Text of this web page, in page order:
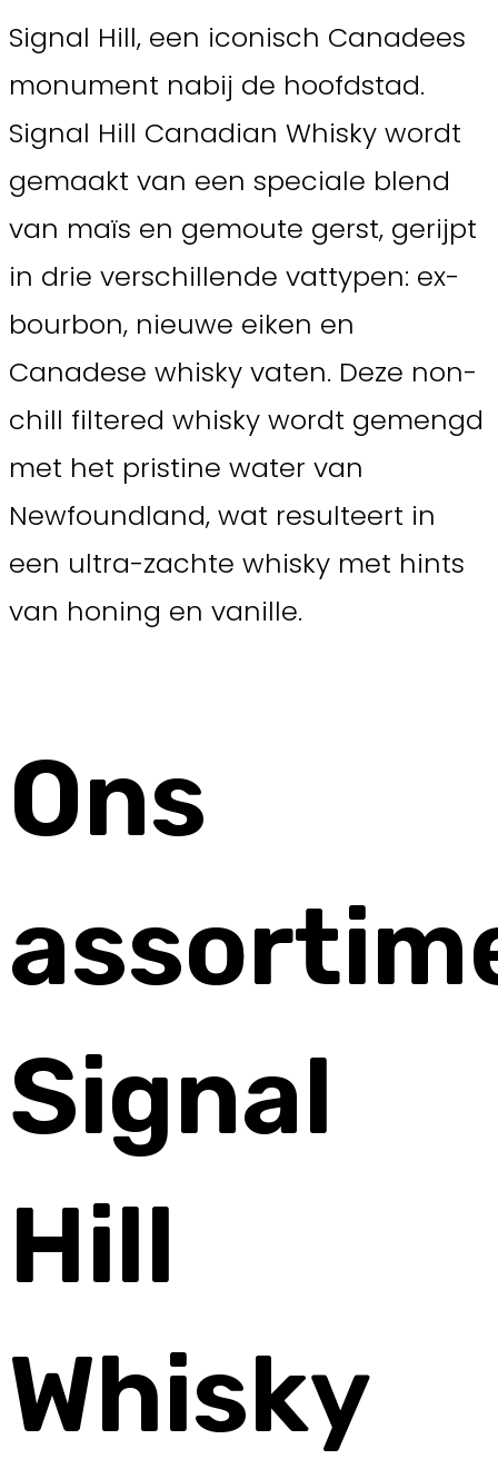
Signal Hill, een iconisch Canadees
monument nabij de hoofdstad.
Signal Hill Canadian Whisky wordt
gemaakt van een speciale blend
van maïs en gemoute gerst, gerijpt
in drie verschillende vattypen: ex-
bourbon, nieuwe eiken en
Canadese whisky vaten. Deze non-
chill filtered whisky wordt gemengd
met het pristine water van
Newfoundland, wat resulteert in
een ultra-zachte whisky met hints
van honing en vanille.
Ons
Signal
Hill
Whisky